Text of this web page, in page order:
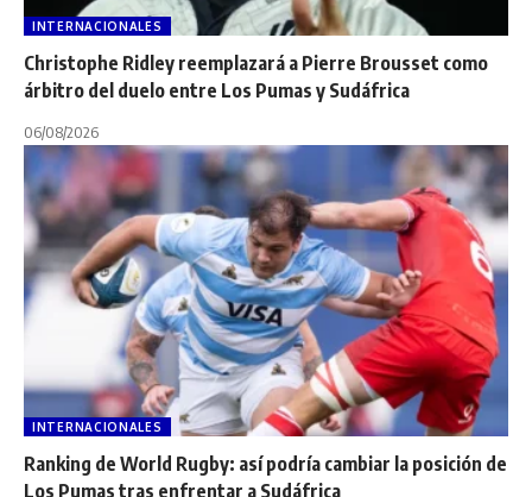
INTERNACIONALES
Christophe Ridley reemplazará a Pierre Brousset como
árbitro del duelo entre Los Pumas y Sudáfrica
06/08/2026
INTERNACIONALES
Ranking de World Rugby: así podría cambiar la posición de
Los Pumas tras enfrentar a Sudáfrica